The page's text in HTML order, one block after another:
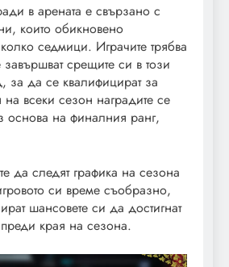
в арената е свързано с
които обикновено
седмици. Играчите трябва
срещите си в този
за да се квалифицират за
всеки сезон наградите се
основа на финалния ранг,
да следят графика на сезона
си време съобразно,
шансовете си да достигнат
края на сезона.